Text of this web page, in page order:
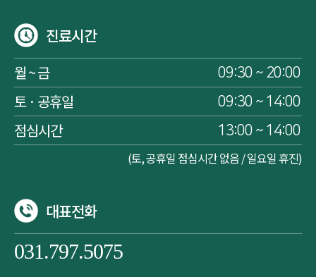
진료시간
월 ~ 금 09:30 ~ 20:00
토 · 공휴일 09:30 ~ 14:00
점심시간 13:00 ~ 14:00
(토, 공휴일 점심시간 없음 / 일요일 휴진)
대표전화
031.797.5075